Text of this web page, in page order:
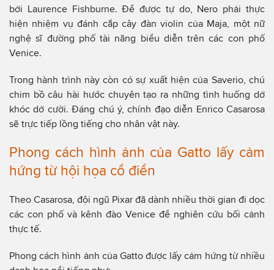
bởi Laurence Fishburne. Để được tự do, Nero phải thực
hiện nhiệm vụ đánh cắp cây đàn violin của Maja, một nữ
nghệ sĩ đường phố tài năng biểu diễn trên các con phố
Venice.
Trong hành trình này còn có sự xuất hiện của Saverio, chú
chim bồ câu hài hước chuyên tạo ra những tình huống dở
khóc dở cười. Đáng chú ý, chính đạo diễn Enrico Casarosa
sẽ trực tiếp lồng tiếng cho nhân vật này.
Phong cách hình ảnh của Gatto lấy cảm
hứng từ hội họa cổ điển
Theo Casarosa, đội ngũ Pixar đã dành nhiều thời gian đi dọc
các con phố và kênh đào Venice để nghiên cứu bối cảnh
thực tế.
Phong cách hình ảnh của Gatto được lấy cảm hứng từ nhiều